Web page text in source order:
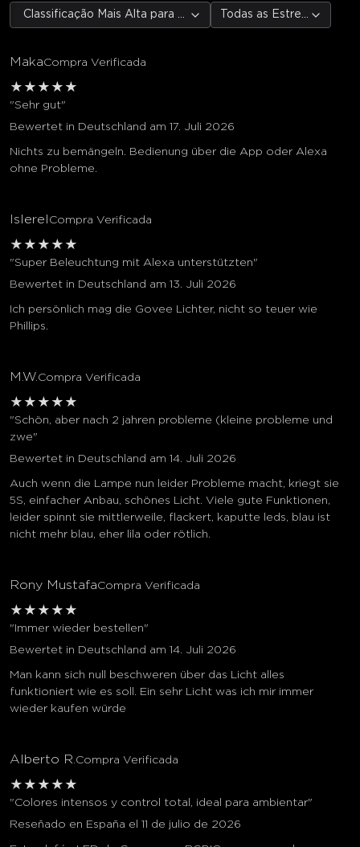
Classificação Mais Alta para Mais BaixaTodas as Estrelas
MakaCompra Verificada
★ ★ ★ ★ ★
"Sehr gut"
Bewertet in Deutschland am 17. Juli 2026
Nichts zu bemängeln. Bedienung über die App oder Alexa
ohne Probleme.
Islerel Compra Verificada
★ ★ ★ ★ ★
"Super Beleuchtung mit Alexa unterstützten"
Bewertet in Deutschland am 13. Juli 2026
Ich persönlich mag die Govee Lichter, nicht so teuer wie
Phillips.
M.W.Compra Verificada
★ ★ ★ ★ ★
"Schön, aber nach 2 jahren probleme (kleine probleme und
zwe"
Bewertet in Deutschland am 14. Juli 2026
Auch wenn die Lampe nun leider Probleme macht, kriegt sie
5S, einfacher Anbau, schönes Licht. Viele gute Funktionen,
leider spinnt sie mittlerweile, flackert, kaputte leds, blau ist
nicht mehr blau, eher lila oder rötlich.
Rony MustafaCompra Verificada
★ ★ ★ ★ ★
"Immer wieder bestellen"
Bewertet in Deutschland am 14. Juli 2026
Man kann sich null beschweren über das Licht alles
funktioniert wie es soll. Ein sehr Licht was ich mir immer
wieder kaufen würde
Alberto R.Compra Verificada
★ ★ ★ ★ ★
"Colores intensos y control total, ideal para ambientar"
Reseñado en España el 11 de julio de 2026